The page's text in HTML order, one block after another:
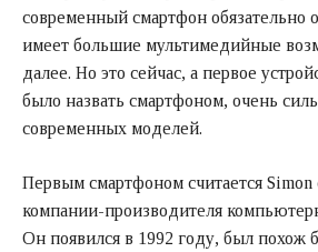
современный смартфон обязательно
имеет большие мультимедийные
далее. Но это сейчас, а первое
было назвать смартфоном, очень
современных моделей.
Первым смартфоном считается Simon
компании-производителя
Он появился в 1992 году, был похож